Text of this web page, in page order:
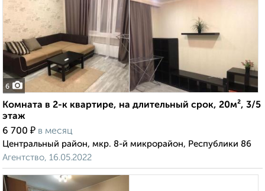
6
Комната в 2-к квартире, на длительный срок, 20м², 3/5
этаж
6 700 ₽ в месяц
Центральный район, мкр. 8-й микрорайон, Республики 86
Агентство, 16.05.2022